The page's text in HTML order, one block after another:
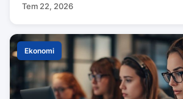
Tem 22, 2026
Ekonomi